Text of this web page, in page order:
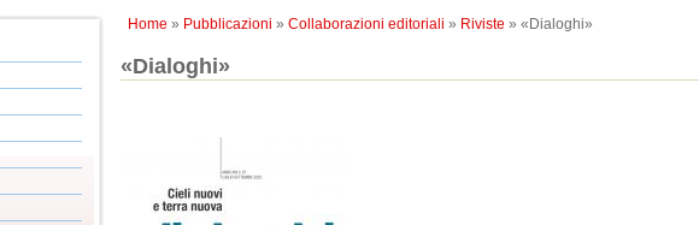
Home » Pubblicazioni » Collaborazioni editoriali » Riviste » «Dialoghi»
«Dialoghi»